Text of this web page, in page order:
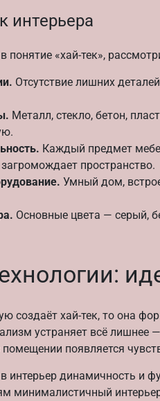
интерьера
«хай-тек»,
Отсутствие лишних
Металл, стекло, бетон,
Каждый предмет
пространство.
Умный дом,
Основные цвета — серый,
создаёт хай-тек, то она
устраняет всё лишнее
появляется
интерьер динамичность и
минималистичный